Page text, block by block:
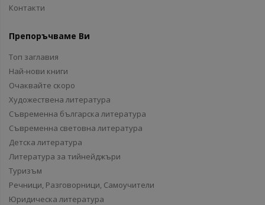
Контакти
Препоръчваме Ви
Топ заглавия
Най-нови книги
Очаквайте скоро
Художествена литература
Съвременна българска литература
Съвременна световна литература
Детска литература
Литература за тийнейджъри
Туризъм
Речници, Разговорници, Самоучители
Юридическа литература